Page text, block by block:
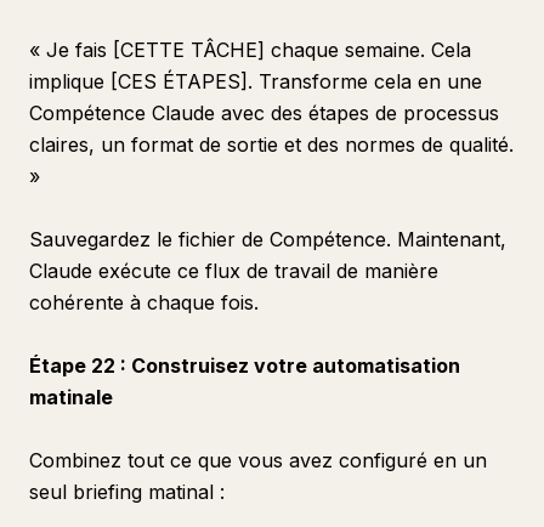
« Je fais [CETTE TÂCHE] chaque semaine. Cela
implique [CES ÉTAPES]. Transforme cela en une
Compétence Claude avec des étapes de processus
claires, un format de sortie et des normes de qualité.
»
Sauvegardez le fichier de Compétence. Maintenant,
Claude exécute ce flux de travail de manière
cohérente à chaque fois.
Étape 22 : Construisez votre automatisation
matinale
Combinez tout ce que vous avez configuré en un
seul briefing matinal :